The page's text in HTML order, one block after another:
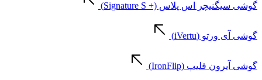
گوشی سیگنیچر اس پلاس (+ Signature S)
گوشی آی ورتو (iVertu)
گوشی آیرون فلیپ (IronFlip)